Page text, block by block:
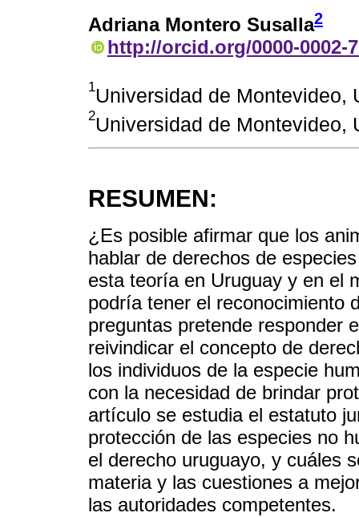
Adriana Montero Susalla2
http://orcid.org/0000-0002-
1Universidad de Montevideo,
2Universidad de Montevideo,
RESUMEN:
¿Es posible afirmar que los
hablar de derechos de
esta teoría en Uruguay y en el
podría tener el reconocimiento
preguntas pretende responder
reivindicar el concepto de
los individuos de la especie
con la necesidad de brindar
artículo se estudia el estatuto
protección de las especies no
el derecho uruguayo, y cuáles
materia y las cuestiones a
las autoridades competentes.